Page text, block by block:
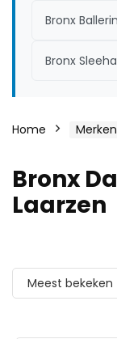
Bronx
Bronx
Home Merken
Bronx
Laarzen
Meest bekeken